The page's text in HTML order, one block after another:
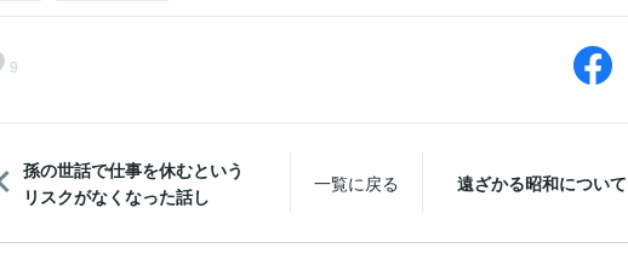
9
孫の世話で仕事を休むという
リスクがなくなった話し
一覧に戻る 遠ざかる昭和について